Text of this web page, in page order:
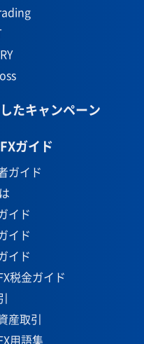
たキャンペーン
ガイド
ガイド
イド
イド
イド
税金ガイド
産取引
用語集